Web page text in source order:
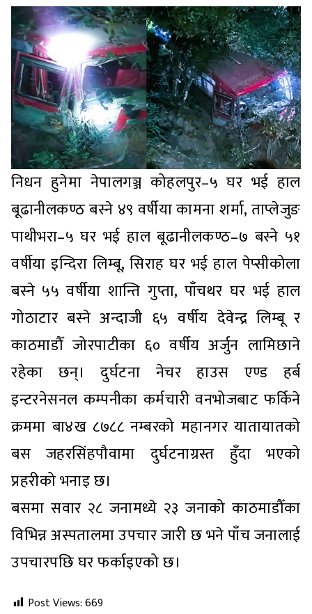
निधन हुनेमा नेपालगञ्ज कोहलपुर–५ घर भई हाल
बूढानीलकण्ठ बस्ने ४९ वर्षीया कामना शर्मा, ताप्लेजुङ
पाथीभरा–५ घर भई हाल बूढानीलकण्ठ–७ बस्ने ५१
वर्षीया इन्दिरा लिम्बू, सिराह घर भई हाल पेप्सीकोला
बस्ने ५५ वर्षीया शान्ति गुप्ता, पाँचथर घर भई हाल
गोठाटार बस्ने अन्दाजी ६५ वर्षीय देवेन्द्र लिम्बू र
काठमाडौँ जोरपाटीका ६० वर्षीय अर्जुन लामिछाने
रहेका छन्। दुर्घटना नेचर हाउस एण्ड हर्ब
इन्टरनेसनल कम्पनीका कर्मचारी वनभोजबाट फर्किने
क्रममा बा४ख ८७८८ नम्बरको महानगर यातायातको
बस जहरसिंहपौवामा दुर्घटनाग्रस्त हुँदा भएको
प्रहरीको भनाइ छ।
बसमा सवार २८ जनामध्ये २३ जनाको काठमाडौँका
विभिन्न अस्पतालमा उपचार जारी छ भने पाँच जनालाई
उपचारपछि घर फर्काइएको छ।
Post Views:669